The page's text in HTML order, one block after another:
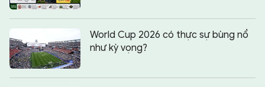
World Cup 2026 có thực sự bùng nổ
như kỳ vọng?